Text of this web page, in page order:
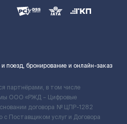
бронирование и онлайн-заказ
партнёрами, в том числе
ООО «РЖД – Цифровые
договора № ЦПР-1282
Поставщиком услуг и Договора